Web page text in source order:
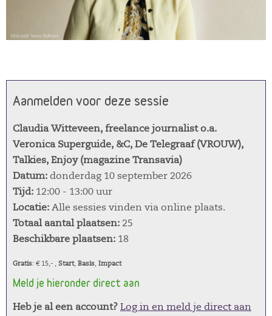
Aanmelden voor deze sessie
Claudia Witteveen, freelance journalist o.a.
Veronica Superguide, &C, De Telegraaf (VROUW),
Talkies, Enjoy (magazine Transavia)
Datum: donderdag 10 september 2026
Tijd: 12:00 - 13:00 uur
Locatie: Alle sessies vinden via online plaats.
Totaal aantal plaatsen: 25
Beschikbare plaatsen: 18
Gratis: € 15,- , Start, Basis, Impact
Meld je hieronder direct aan
Heb je al een account? Log in en meld je direct aan